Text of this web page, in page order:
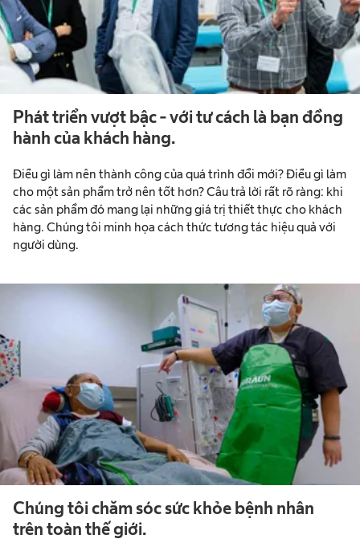
Phát triển vượt bậc - với tư cách là bạn đồng
hành của khách hàng.
Điều gì làm nên thành công của quá trình đổi mới? Điều gì làm
cho một sản phẩm trở nên tốt hơn? Câu trả lời rất rõ ràng: khi
các sản phẩm đó mang lại những giá trị thiết thực cho khách
hàng. Chúng tôi minh họa cách thức tương tác hiệu quả với
người dùng.
Chúng tôi chăm sóc sức khỏe bệnh nhân
trên toàn thế giới.